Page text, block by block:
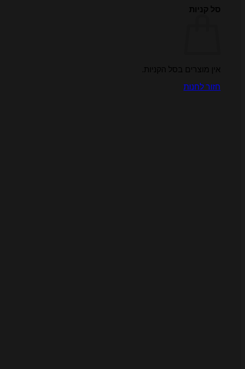
סל קניות
אין מוצרים בסל הקניות.
חזור לחנות